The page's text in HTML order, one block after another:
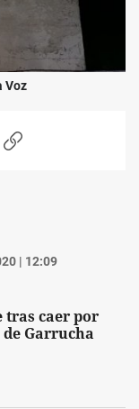
Voz
Copiar
| 12:09
tras caer por
Garrucha